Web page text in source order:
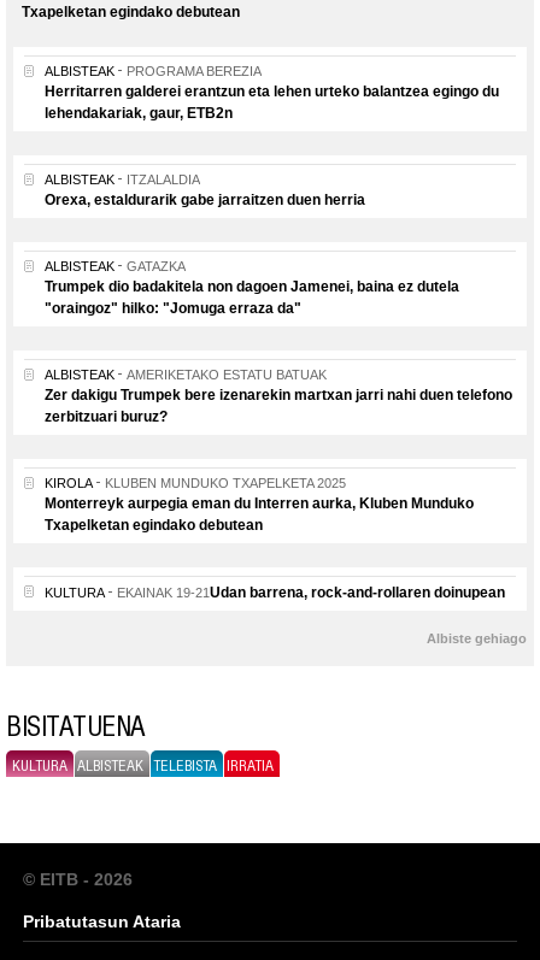
Txapelketan egindako debutean
ALBISTEAK PROGRAMA BEREZIA
Herritarren galderei erantzun eta lehen urteko balantzea egingo du
lehendakariak, gaur, ETB2n
ALBISTEAK ITZALALDIA
Orexa, estaldurarik gabe jarraitzen duen herria
ALBISTEAK GATAZKA
Trumpek dio badakitela non dagoen Jamenei, baina ez dutela
"oraingoz" hilko: "Jomuga erraza da"
ALBISTEAK AMERIKETAKO ESTATU BATUAK
Zer dakigu Trumpek bere izenarekin martxan jarri nahi duen telefono
zerbitzuari buruz?
KIROLA KLUBEN MUNDUKO TXAPELKETA 2025
Monterreyk aurpegia eman du Interren aurka, Kluben Munduko
Txapelketan egindako debutean
KULTURA EKAINAK 19-21Udan barrena, rock-and-rollaren doinupean
Albiste gehiago
BISITATUENA
KULTURA ALBISTEAK TELEBISTA IRRATIA
© EITB - 2026
Pribatutasun Ataria